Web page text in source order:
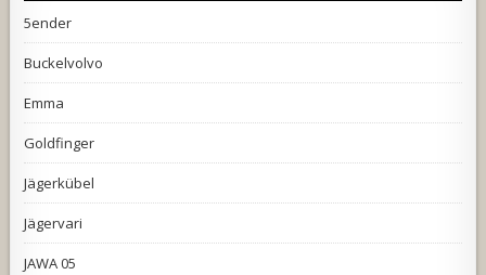
5ender
Buckelvolvo
Emma
Goldfinger
Jägerkübel
Jägervari
JAWA 05